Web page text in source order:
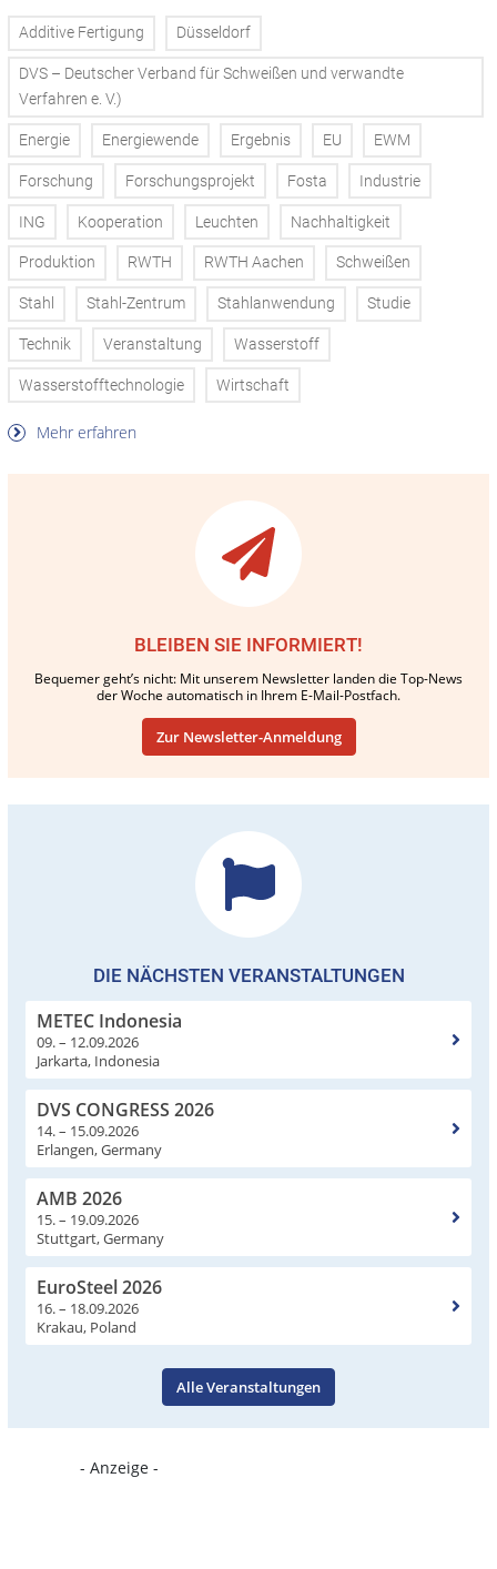
Additive Fertigung Düsseldorf
DVS – Deutscher Verband für Schweißen und verwandte
Verfahren e. V.)
Energie Energiewende Ergebnis EU EWM
Forschung Forschungsprojekt Fosta Industrie
ING Kooperation Leuchten Nachhaltigkeit
Produktion RWTH RWTH Aachen Schweißen
Stahl Stahl-Zentrum Stahlanwendung Studie
Technik Veranstaltung Wasserstoff
Wasserstofftechnologie Wirtschaft
Mehr erfahren
BLEIBEN SIE INFORMIERT!
Bequemer geht’s nicht: Mit unserem Newsletter landen die Top-News
der Woche automatisch in Ihrem E-Mail-Postfach.
Zur Newsletter-Anmeldung
DIE NÄCHSTEN VERANSTALTUNGEN
METEC Indonesia
09. – 12.09.2026
Jarkarta, Indonesia
DVS CONGRESS 2026
14. – 15.09.2026
Erlangen, Germany
AMB 2026
15. – 19.09.2026
Stuttgart, Germany
EuroSteel 2026
16. – 18.09.2026
Krakau, Poland
Alle Veranstaltungen
- Anzeige -